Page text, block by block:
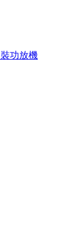
功放機